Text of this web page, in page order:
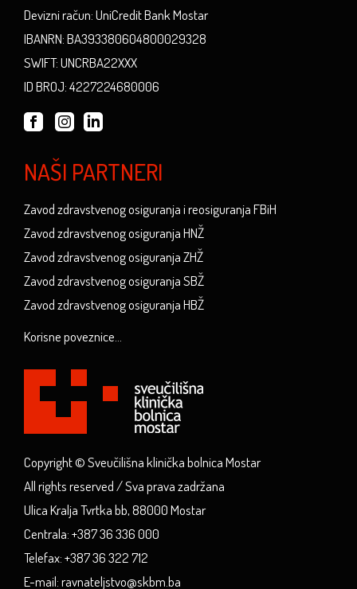
Devizni račun: UniCredit Bank Mostar
IBANRN: BA393380604800029328
SWIFT: UNCRBA22XXX
ID BROJ: 4227224680006
NAŠI PARTNERI
Zavod zdravstvenog osiguranja i reosiguranja FBiH
Zavod zdravstvenog osiguranja HNŽ
Zavod zdravstvenog osiguranja ZHŽ
Zavod zdravstvenog osiguranja SBŽ
Zavod zdravstvenog osiguranja HBŽ
Korisne poveznice...
Copyright © Sveučilišna klinička bolnica Mostar
All rights reserved / Sva prava zadržana
Ulica Kralja Tvrtka bb, 88000 Mostar
Centrala: +387 36 336 000
Telefax: +387 36 322 712
E-mail: ravnateljstvo@skbm.ba